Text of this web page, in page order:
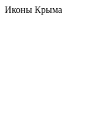
Иконы Крыма